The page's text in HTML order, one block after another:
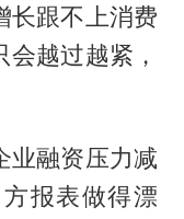
长跟不上消费
会越过越紧，
业融资压力减
报表做得漂